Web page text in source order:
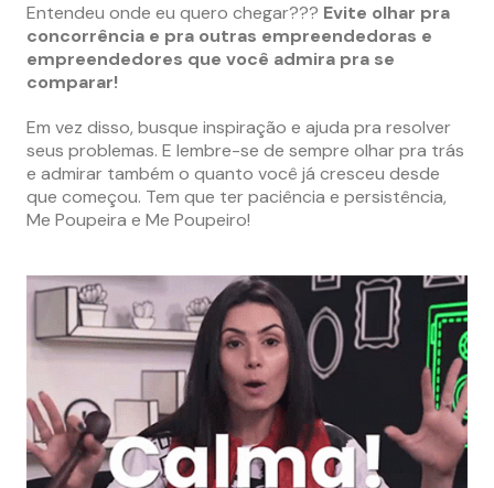
Entendeu onde eu quero chegar??? Evite olhar pra
concorrência e pra outras empreendedoras e
empreendedores que você admira pra se
comparar!
Em vez disso, busque inspiração e ajuda pra resolver
seus problemas. E lembre-se de sempre olhar pra trás
e admirar também o quanto você já cresceu desde
que começou. Tem que ter paciência e persistência,
Me Poupeira e Me Poupeiro!